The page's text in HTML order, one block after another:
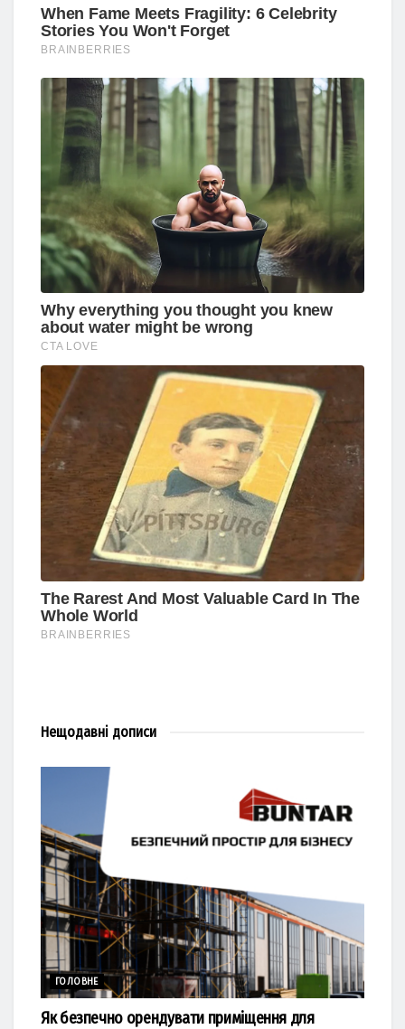
Нещодавні дописи
ГОЛОВНЕ
Як безпечно орендувати приміщення для